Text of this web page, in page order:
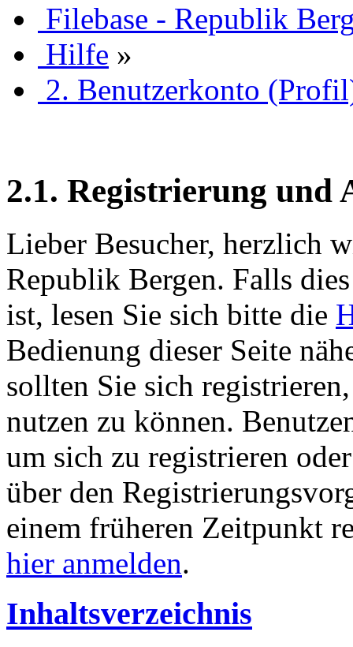
Filebase - Republik
Hilfe »
2. Benutzerkonto
2.1. Registrierung und
Lieber Besucher, herzlich
Republik Bergen. Falls
ist, lesen Sie sich bitte die
Bedienung dieser Seite
sollten Sie sich
nutzen zu können.
um sich zu registrieren
über den
einem früheren Zeitpunkt
hier anmelden.
Inhaltsverzeichnis